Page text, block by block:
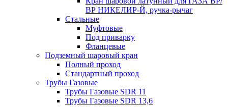
ВР НИКЕЛИР-Й, ручка-рычаг
Стальные
Муфтовые
Под приварку
Фланцевые
Подземный шаровый кран
Полный проход
Стандартный проход
Трубы Газовые
Трубы Газовые SDR 11
Трубы Газовые SDR 13,6